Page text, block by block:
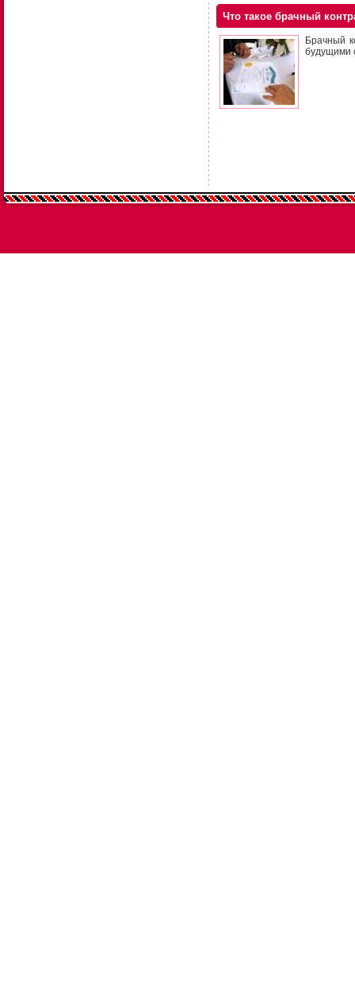
Что такое брачный
Брачный
будущими